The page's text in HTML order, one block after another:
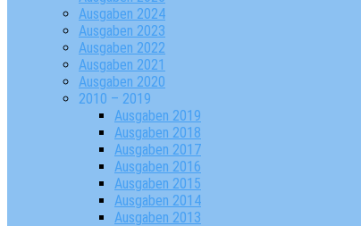
Ausgaben 2024
Ausgaben 2023
Ausgaben 2022
Ausgaben 2021
Ausgaben 2020
2010 – 2019
Ausgaben 2019
Ausgaben 2018
Ausgaben 2017
Ausgaben 2016
Ausgaben 2015
Ausgaben 2014
Ausgaben 2013